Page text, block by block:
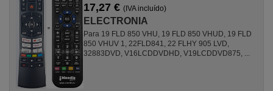
17,27 € (IVA incluído)
ELECTRONIA
Para 19 FLD 850 VHU, 19 FLD 850 VHUD, 19 FLD
850 VHUV 1, 22FLD841, 22 FLHY 905 LVD,
32883DVD, V16LCDDVDHD, V19LCDDVD875, ...